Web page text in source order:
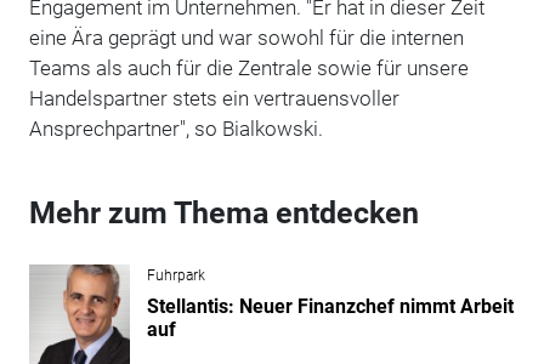
Engagement im Unternehmen. "Er hat in dieser Zeit
eine Ära geprägt und war sowohl für die internen
Teams als auch für die Zentrale sowie für unsere
Handelspartner stets ein vertrauensvoller
Ansprechpartner", so Bialkowski.
Mehr zum Thema entdecken
Fuhrpark
Stellantis: Neuer Finanzchef nimmt Arbeit
auf